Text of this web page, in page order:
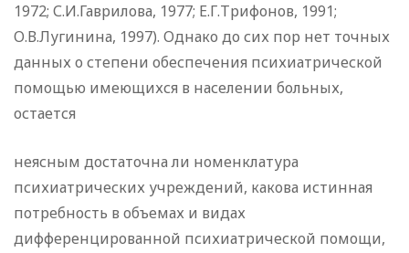
1972; С.И.Гаврилова, 1977; Е.Г.Трифонов, 1991;
О.В.Лугинина, 1997). Однако до сих пор нет точных
данных о степени обеспечения психиатрической
помощью имеющихся в населении больных,
остается
неясным достаточна ли номенклатура
психиатрических учреждений, какова истинная
потребность в объемах и видах
дифференцированной психиатрической помощи,